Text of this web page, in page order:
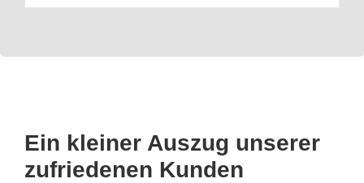
Ein kleiner Auszug unserer
zufriedenen Kunden